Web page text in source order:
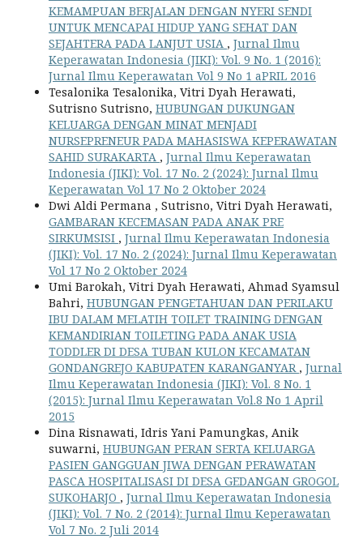
KEMAMPUAN BERJALAN DENGAN NYERI SENDI
UNTUK MENCAPAI HIDUP YANG SEHAT DAN
SEJAHTERA PADA LANJUT USIA , Jurnal Ilmu
Keperawatan Indonesia (JIKI): Vol. 9 No. 1 (2016):
Jurnal Ilmu Keperawatan Vol 9 No 1 aPRIL 2016
Tesalonika Tesalonika, Vitri Dyah Herawati,
Sutrisno Sutrisno, HUBUNGAN DUKUNGAN
KELUARGA DENGAN MINAT MENJADI
NURSEPRENEUR PADA MAHASISWA KEPERAWATAN
SAHID SURAKARTA , Jurnal Ilmu Keperawatan
Indonesia (JIKI): Vol. 17 No. 2 (2024): Jurnal Ilmu
Keperawatan Vol 17 No 2 Oktober 2024
Dwi Aldi Permana , Sutrisno, Vitri Dyah Herawati,
GAMBARAN KECEMASAN PADA ANAK PRE
SIRKUMSISI , Jurnal Ilmu Keperawatan Indonesia
(JIKI): Vol. 17 No. 2 (2024): Jurnal Ilmu Keperawatan
Vol 17 No 2 Oktober 2024
Umi Barokah, Vitri Dyah Herawati, Ahmad Syamsul
Bahri, HUBUNGAN PENGETAHUAN DAN PERILAKU
IBU DALAM MELATIH TOILET TRAINING DENGAN
KEMANDIRIAN TOILETING PADA ANAK USIA
TODDLER DI DESA TUBAN KULON KECAMATAN
GONDANGREJO KABUPATEN KARANGANYAR , Jurnal
Ilmu Keperawatan Indonesia (JIKI): Vol. 8 No. 1
(2015): Jurnal Ilmu Keperawatan Vol.8 No 1 April
2015
Dina Risnawati, Idris Yani Pamungkas, Anik
suwarni, HUBUNGAN PERAN SERTA KELUARGA
PASIEN GANGGUAN JIWA DENGAN PERAWATAN
PASCA HOSPITALISASI DI DESA GEDANGAN GROGOL
SUKOHARJO , Jurnal Ilmu Keperawatan Indonesia
(JIKI): Vol. 7 No. 2 (2014): Jurnal Ilmu Keperawatan
Vol 7 No. 2 Juli 2014